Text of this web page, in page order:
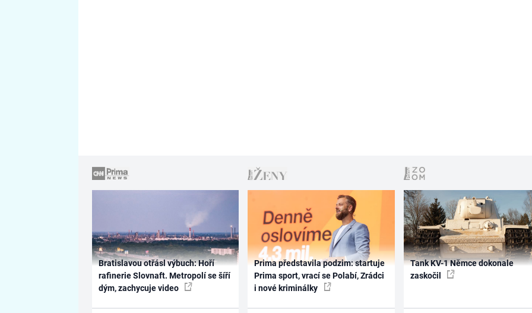
Bratislavou otřásl výbuch: Hoří
rafinerie Slovnaft. Metropolí se šíří
dým, zachycuje video
Prima představila podzim: startuje
Prima sport, vrací se Polabí, Zrádci
i nové kriminálky
Tank KV-1 Němce dokonale
zaskočil